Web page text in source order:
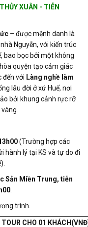
XUÂN - TIỄN
– được mệnh danh là
Nguyễn, với kiến trúc
bao bọc bởi một không
quyện tạo cảm giác
đến với Làng nghề làm
lâu đời ở xứ Huế, nơi
bởi khung cảnh rực rỡ
(Trường hợp các
hành lý tại KS và tự do đi
Sản Miền Trung, tiễn
trình.
TOUR CHO 01